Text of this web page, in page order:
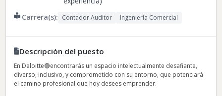
Carrera(s): Contador Auditor Ingeniería Comercial
Descripción del puesto
En Deloitte🟢encontrarás un espacio intelectualmente desafiante,
diverso, inclusivo, y comprometido con su entorno, que potenciará
el camino profesional que hoy desees emprender.